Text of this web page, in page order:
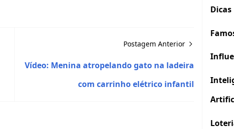
Postagem Anterior
Vídeo: Menina atropelando gato na ladeira
com carrinho elétrico infantil
Dicas